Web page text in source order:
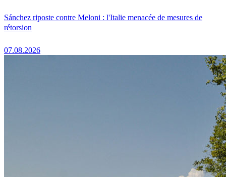
Sánchez riposte contre Meloni : l'Italie menacée de mesures de
rétorsion
07.08.2026